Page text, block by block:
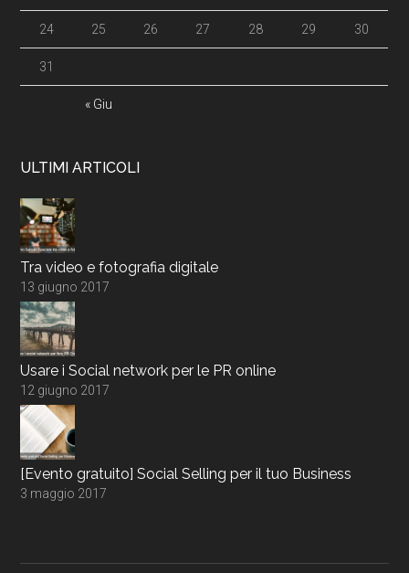
« Giu
24 25 26 27 28 29 30
31
ULTIMI ARTICOLI
Tra video e fotografia digitale
13 giugno 2017
Usare i Social network per le PR online
12 giugno 2017
[Evento gratuito] Social Selling per il tuo Business
3 maggio 2017